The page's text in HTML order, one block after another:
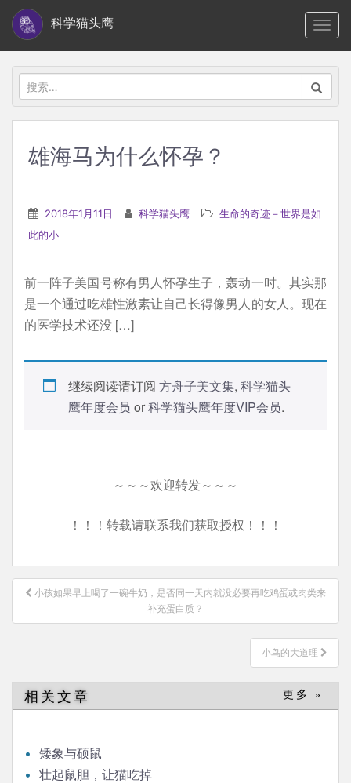
i
科学猫头鹰
搜
索：
雄海马为什么怀孕？
2018年1月11日 科学猫头鹰
生命的奇迹－世界是如
此的小
前一阵子美国号称有男人怀孕生子，轰动一时。其实那
是一个通过吃雄性激素让自己长得像男人的女人。现在
的医学技术还没 […]
继续阅读请订阅 方舟子美文集, 科学猫头
鹰年度会员 or科学猫头鹰年度VIP会员.
～～～欢迎转发～～～
！！！转载请联系我们获取授权！！！
文
导
小孩如果早上喝了一碗牛奶，是否同一天内就没必要再吃鸡蛋或肉类来
补充蛋白质？
小鸟的大道理
相关文章 更多 »
矮象与硕鼠
壮起鼠胆，让猫吃掉